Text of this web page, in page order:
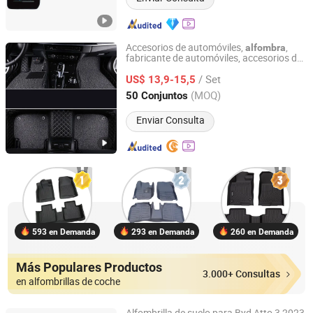
Accesorios de automóviles, alfombra,
fabricante de automóviles, accesorios de
todos los modelos, decoración de
automóviles
US$ 13,9-15,5 / Set
50 Conjuntos (MOQ)
Enviar Consulta
Shijiazhuang Jiafuqian Import and Export Trading Co.,
Ltd.
Hebei, China
593 en Demanda 293 en Demanda 260 en Demanda
Más Populares Productos
en alfombrillas de coche
3.000+ Consultas